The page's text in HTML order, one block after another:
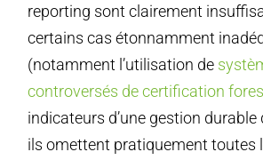
reporting sont clairement
certains cas étonnamment
(notamment l’utilisation de
controversés de certification
indicateurs d’une gestion durable
ils omettent pratiquement toutes